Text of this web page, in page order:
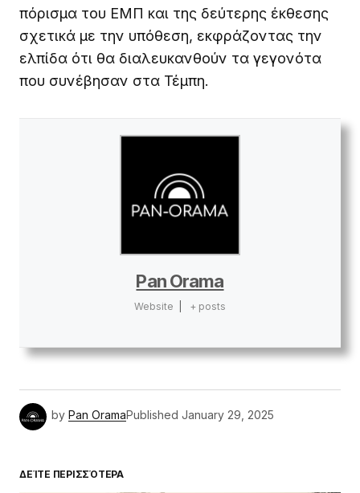
πόρισμα του ΕΜΠ και της δεύτερης έκθεσης
σχετικά με την υπόθεση, εκφράζοντας την
ελπίδα ότι θα διαλευκανθούν τα γεγονότα
που συνέβησαν στα Τέμπη.
Pan Orama
Website + posts
by Pan OramaPublished January 29, 2025
ΔΕΊΤΕ ΠΕΡΙΣΣΌΤΕΡΑ